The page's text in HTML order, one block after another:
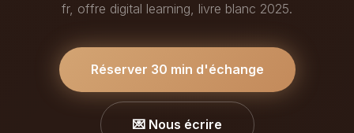
fr, offre digital learning, livre blanc 2025.
Réserver 30 min d'échange
💌 Nous écrire